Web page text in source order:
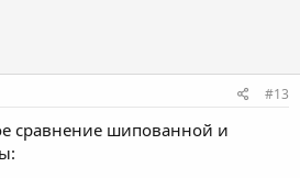
#13
сравнение шипованной и